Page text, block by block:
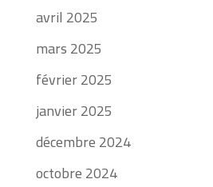
avril 2025
mars 2025
février 2025
janvier 2025
décembre 2024
octobre 2024